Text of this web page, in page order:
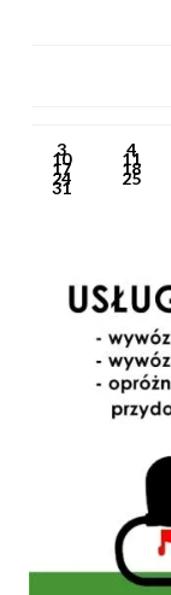
3 4
10 11
17 18
24 25
31